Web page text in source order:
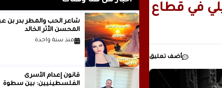
..بقلم ..مصطفى عبدالملك
في قطاع
أضف تعليق
شاعر الحب والمطر بدر
المحسن الأثر الخالد
منذ سنة واحدة
قانون إعدام الأسرى
الفلسطينيين: بين سطوة